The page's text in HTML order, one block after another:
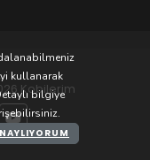
Kobilerim
kullanarak
bilgiye